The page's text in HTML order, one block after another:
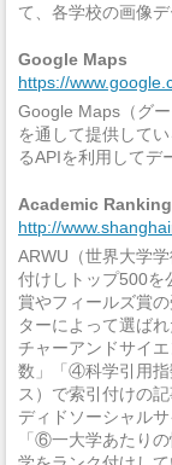
て、各学校の画像
Google Maps
https://
Google Maps（グ
を通して提供して
るAPIを利用してデ
Academic
http://
ARWU（世界大学
付けしトップ500
賞やフィールズ賞
ターによって選ば
チャーアンドサイ
数」「④科学引用指
ス）で索引付けの
ディドソーシャル
「⑥一大学あたり